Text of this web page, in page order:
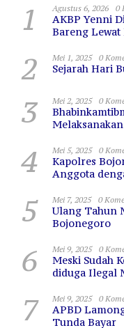
1 Agustus 6, 2026 0
AKBP Yenni
Bareng Lewat
2 Mei 1, 2025 0
Sejarah Hari
3 Mei 2, 2025 0
4 Mei 5, 2025 0
Kapolres
Anggota
5 Mei 7, 2025 0
Ulang Tahun
Bojonegoro
6 Mei 9, 2025 0
Meski Sudah
diduga Ilegal
7 Mei 9, 2025 0
APBD
Tunda Bayar